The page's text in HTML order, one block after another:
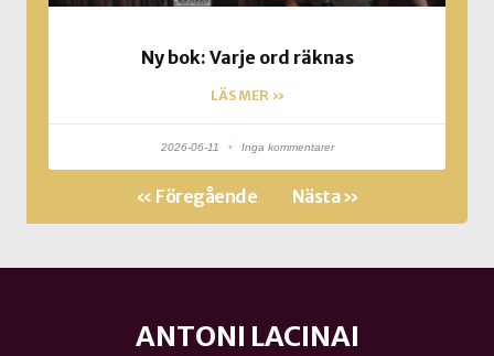
Ny bok: Varje ord räknas
LÄS MER »
2026-06-11 Inga kommentarer
« Föregående Nästa »
ANTONI LACINAI